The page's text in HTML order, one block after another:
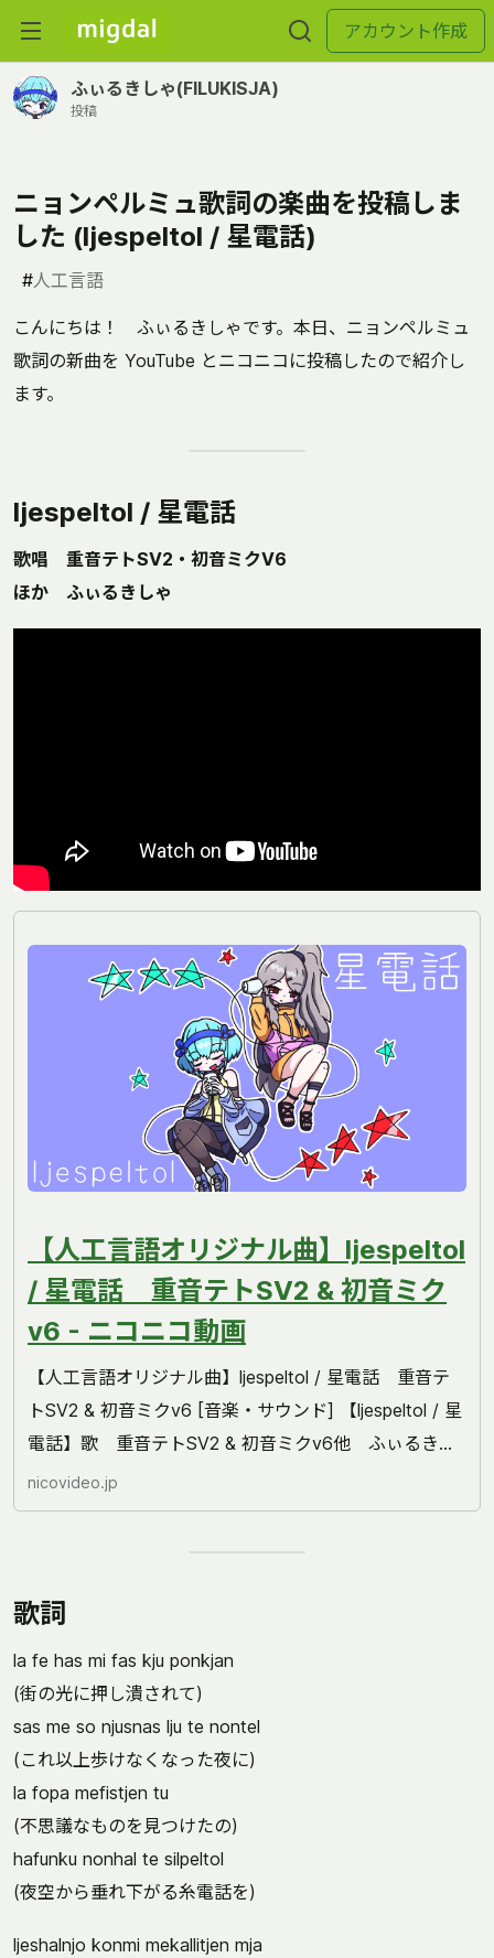
アカウント作成
ふぃるきしゃ(FILUKISJA)
投稿
ニョンペルミュ歌詞の楽曲を投稿しま
した (ljespeltol / 星電話)
#人工言語
こんにちは！ ふぃるきしゃです。本日、ニョンペルミュ
歌詞の新曲を YouTube とニコニコに投稿したので紹介し
ます。
ljespeltol / 星電話
歌唱 重音テトSV2・初音ミクV6
ほか ふぃるきしゃ
【人工言語オリジナル曲】ljespeltol
/ 星電話 重音テトSV2 & 初音ミク
v6 - ニコニコ動画
【人工言語オリジナル曲】ljespeltol / 星電話 重音テ
トSV2 & 初音ミクv6 [音楽・サウンド] 【ljespeltol / 星
電話】歌 重音テトSV2 & 初音ミクv6他 ふぃるきし
ゃ(FILUKISJA)私が作っている...
nicovideo.jp
歌詞
la fe has mi fas kju ponkjan
(街の光に押し潰されて)
sas me so njusnas lju te nontel
(これ以上歩けなくなった夜に)
la fopa mefistjen tu
(不思議なものを見つけたの)
hafunku nonhal te silpeltol
(夜空から垂れ下がる糸電話を)
ljeshalnjo konmi mekallitjen mja